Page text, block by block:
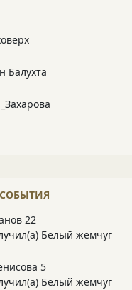
Балухта
22
Белый жемчуг
5
Белый жемчуг